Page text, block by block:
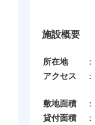
施設概要
所在地 ：
アクセス
：
敷地面積
：
貸付面積
：